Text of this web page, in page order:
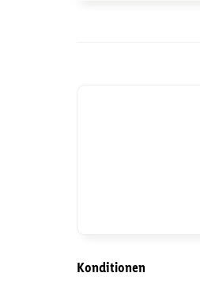
Konditionen